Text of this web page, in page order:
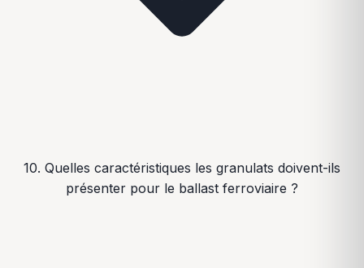
10. Quelles caractéristiques les granulats doivent-ils
présenter pour le ballast ferroviaire ?